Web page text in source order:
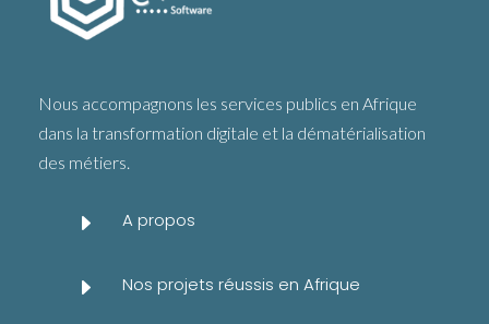
Nous accompagnons les services publics en Afrique
dans la transformation digitale et la dématérialisation
des métiers.
E A propos
E Nos projets réussis en Afrique